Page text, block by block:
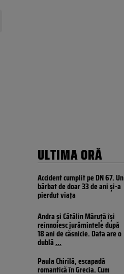
ULTIMA ORĂ
Accident cumplit pe DN 67. Un
bărbat de doar 33 de ani și-a
pierdut viața
Andra și Cătălin Măruță își
reînnoiesc jurămintele după
18 ani de căsnicie. Data are o
dublă...
Paula Chirilă, escapadă
romantică în Grecia. Cum